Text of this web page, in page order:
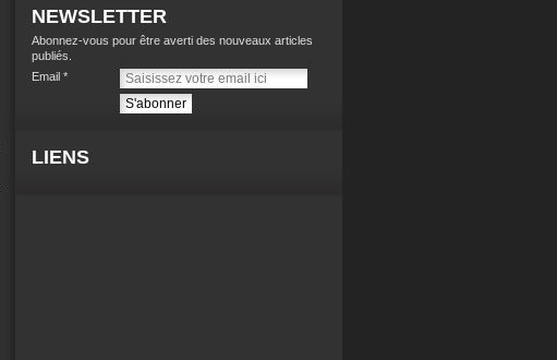
NEWSLETTER
Abonnez-vous pour être averti des nouveaux articles
publiés.
Email
LIENS